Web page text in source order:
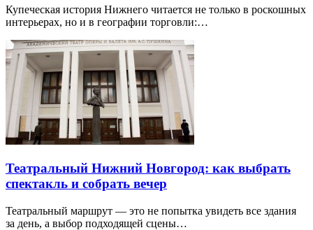
Купеческая история Нижнего читается не только в роскошных
интерьерах, но и в географии торговли:…
Театральный Нижний Новгород: как выбрать
спектакль и собрать вечер
Театральный маршрут — это не попытка увидеть все здания
за день, а выбор подходящей сцены…